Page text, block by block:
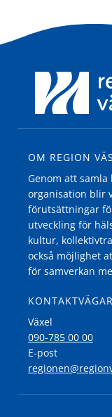
OM REGION
Genom att
organisation blir
förutsättningar
utveckling för
kultur,
också möjlighet
för samverkan
KONTAKTVÄGAR
Växel
090-785 00 00
E-post